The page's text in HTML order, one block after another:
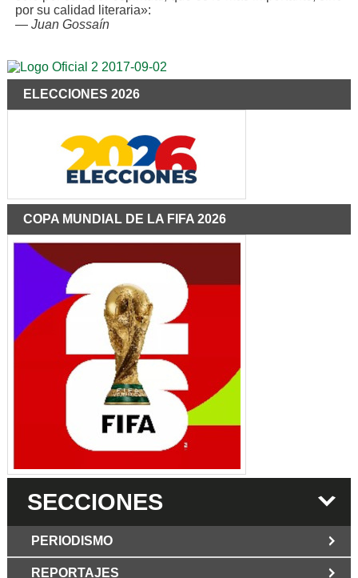
por su calidad literaria»:
— Juan Gossaín
ELECCIONES 2026
COPA MUNDIAL DE LA FIFA 2026
SECCIONES
PERIODISMO
REPORTAJES